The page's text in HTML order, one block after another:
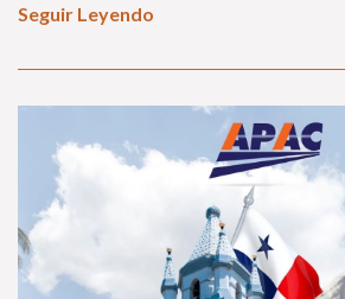
Seguir Leyendo